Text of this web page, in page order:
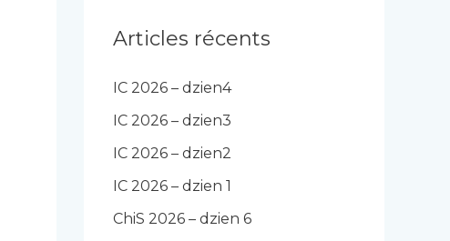
Articles récents
IC 2026 – dzien4
IC 2026 – dzien3
IC 2026 – dzien2
IC 2026 – dzien 1
ChiS 2026 – dzien 6